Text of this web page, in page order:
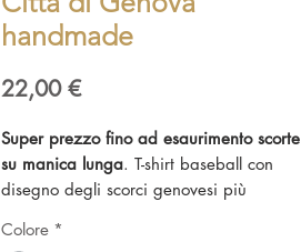
handmade
22,00 €Prezzo
Super prezzo fino ad esaurimento scorte
su manica lunga. T-shirt baseball con
disegno degli scorci genovesi più
Maniche raglan, 100% cotone, spessore
Colore *